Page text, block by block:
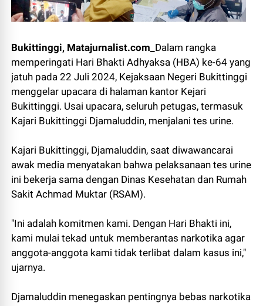
Bukittinggi, Matajurnalist.com_ Dalam rangka
memperingati Hari Bhakti Adhyaksa (HBA) ke-64 yang
jatuh pada 22 Juli 2024, Kejaksaan Negeri Bukittinggi
menggelar upacara di halaman kantor Kejari
Bukittinggi. Usai upacara, seluruh petugas, termasuk
Kajari Bukittinggi Djamaluddin, menjalani tes urine.
Kajari Bukittinggi, Djamaluddin, saat diwawancarai
awak media menyatakan bahwa pelaksanaan tes urine
ini bekerja sama dengan Dinas Kesehatan dan Rumah
Sakit Achmad Muktar (RSAM).
"Ini adalah komitmen kami. Dengan Hari Bhakti ini,
kami mulai tekad untuk memberantas narkotika agar
anggota-anggota kami tidak terlibat dalam kasus ini,"
ujarnya.
Djamaluddin menegaskan pentingnya bebas narkotika